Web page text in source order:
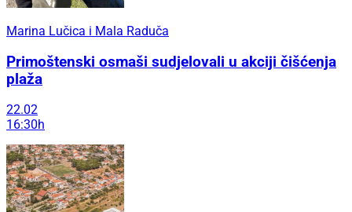
Marina Lučica i Mala Raduča
Primoštenski osmaši sudjelovali u akciji čišćenja
plaža
22.02
16:30h